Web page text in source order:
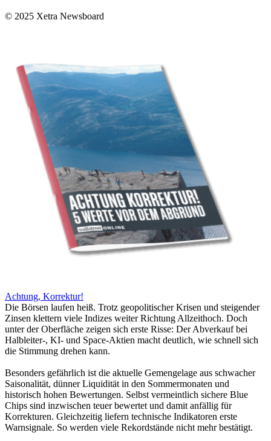
© 2025 Xetra Newsboard
Achtung, Korrektur!
Die Börsen laufen heiß. Trotz geopolitischer Krisen und steigender
Zinsen klettern viele Indizes weiter Richtung Allzeithoch. Doch
unter der Oberfläche zeigen sich erste Risse: Der Abverkauf bei
Halbleiter-, KI- und Space-Aktien macht deutlich, wie schnell sich
die Stimmung drehen kann.
Besonders gefährlich ist die aktuelle Gemengelage aus schwacher
Saisonalität, dünner Liquidität in den Sommermonaten und
historisch hohen Bewertungen. Selbst vermeintlich sichere Blue
Chips sind inzwischen teuer bewertet und damit anfällig für
Korrekturen. Gleichzeitig liefern technische Indikatoren erste
Warnsignale. So werden viele Rekordstände nicht mehr bestätigt.